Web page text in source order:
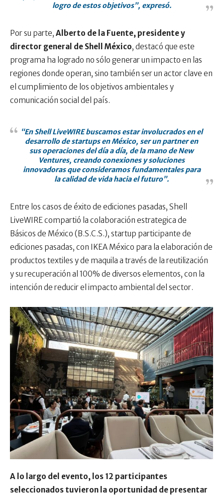
logro de estos objetivos”, expresó.
Por su parte, Alberto de la Fuente, presidente y
director general de Shell México, destacó que este
programa ha logrado no sólo generar un impacto en las
regiones donde operan, sino también ser un actor clave en
el cumplimiento de los objetivos ambientales y
comunicación social del país.
“En Shell LiveWIRE buscamos estar involucrados en el
desarrollo de startups en México, ser un partner en
sus operaciones del día a día, de la mano de New
Ventures, creando conexiones y soluciones
innovadoras que consideramos fundamentales para
la calidad de vida hacia el futuro”.
Entre los casos de éxito de ediciones pasadas, Shell
LiveWIRE compartió la colaboración estrategica de
Básicos de México (B.S.C.S.), startup participante de
ediciones pasadas, con IKEA México para la elaboración de
productos textiles y de maquila a través de la reutilización
y su recuperación al 100% de diversos elementos, con la
intención de reducir el impacto ambiental del sector.
A lo largo del evento, los 12 participantes
seleccionados tuvieron la oportunidad de presentar